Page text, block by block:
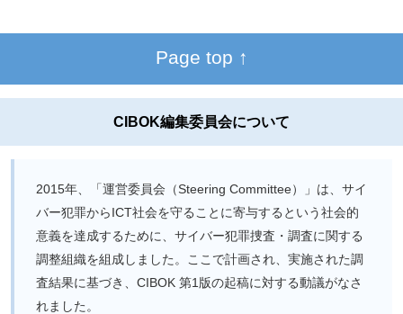
Page top ↑
CIBOK編集委員会について
2015年、「運営委員会（Steering Committee）」は、サイ
バー犯罪からICT社会を守ることに寄与するという社会的
意義を達成するために、サイバー犯罪捜査・調査に関する
調整組織を組成しました。ここで計画され、実施された調
査結果に基づき、CIBOK 第1版の起稿に対する動議がなさ
れました。